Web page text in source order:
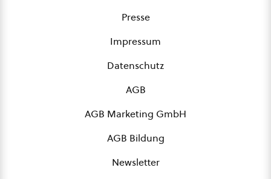
Presse
Impressum
Datenschutz
AGB
AGB Marketing GmbH
AGB Bildung
Newsletter